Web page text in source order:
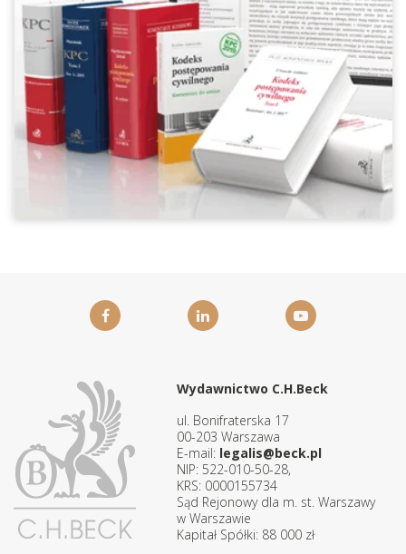
Wydawnictwo C.H.Beck
ul. Bonifraterska 17
00-203 Warszawa
E-mail: legalis@beck.pl
NIP: 522-010-50-28,
KRS: 0000155734
Sąd Rejonowy dla m. st. Warszawy
w Warszawie
Kapitał Spółki: 88 000 zł